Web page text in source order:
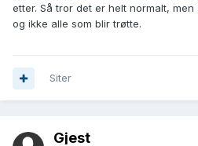
etter. Så tror det er helt normalt,
og ikke alle som blir trøtte.
Siter
Gjest